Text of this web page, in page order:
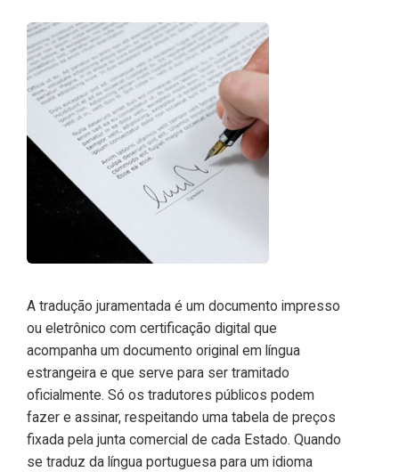
A tradução juramentada é um documento impresso
ou eletrônico com certificação digital que
acompanha um documento original em língua
estrangeira e que serve para ser tramitado
oficialmente. Só os tradutores públicos podem
fazer e assinar, respeitando uma tabela de preços
fixada pela junta comercial de cada Estado. Quando
se traduz da língua portuguesa para um idioma